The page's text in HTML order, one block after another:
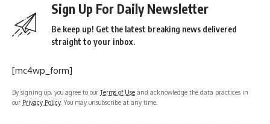
Sign Up For Daily Newsletter
Be keep up! Get the latest breaking news delivered
straight to your inbox.
[mc4wp_form]
By signing up, you agree to ourTerms of Use and acknowledge the data practices in
our Privacy Policy. You may unsubscribe at any time.